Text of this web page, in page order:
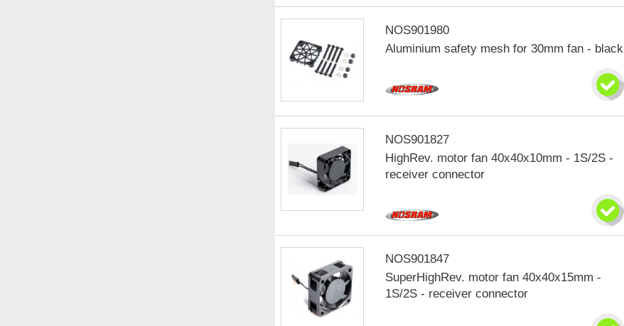
NOS901980
Aluminium safety mesh for 30mm fan - black
NOS901827
HighRev. motor fan 40x40x10mm - 1S/2S -
receiver connector
NOS901847
SuperHighRev. motor fan 40x40x15mm -
1S/2S - receiver connector